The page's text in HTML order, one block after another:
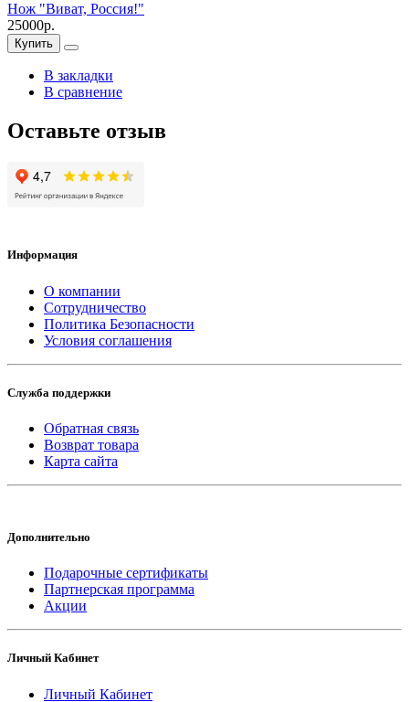
Нож "Виват, Россия!"
25000р.
Купить
В закладки
В сравнение
Оставьте отзыв
Информация
О компании
Сотрудничество
Политика Безопасности
Условия соглашения
Служба поддержки
Обратная связь
Возврат товара
Карта сайта
Дополнительно
Подарочные сертификаты
Партнерская программа
Акции
Личный Кабинет
Личный Кабинет